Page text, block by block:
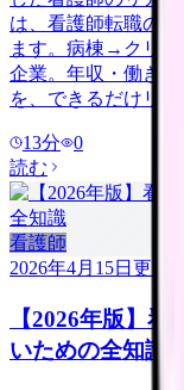
は、看護師転職の
ます。病棟→クリ
企業。年収・働き
を、できるだけリ
13分
0
読む
看護師
2026年4月15日 更新
【2026年版】
いための全知識